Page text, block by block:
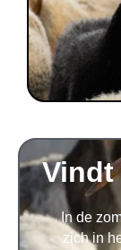
Vindt
In de
zich in